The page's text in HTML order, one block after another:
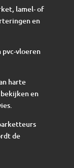
lamel- of
en
pvc-vloeren
harte
en
de